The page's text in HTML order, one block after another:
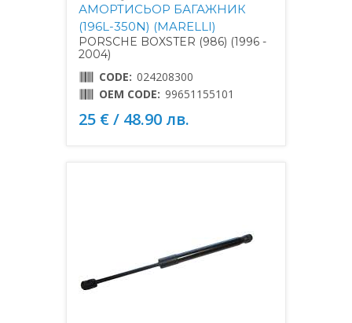
АМОРТИСЬОР БАГАЖНИК
(196L-350N) (MARELLI)
PORSCHE BOXSTER (986) (1996 -
2004)
CODE: 024208300
OEM CODE: 99651155101
25 € / 48.90 лв.